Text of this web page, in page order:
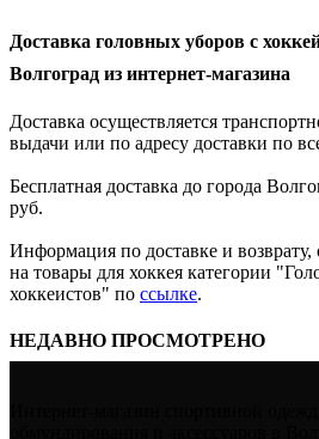
Доставка головных уборов с
Волгоград из интернет-магазина
Доставка осуществляется
выдачи или по адресу доставки по
Бесплатная доставка до города
руб.
Информация по доставке и возврату,
на товары для хоккея категории
хоккеистов" по ссылке.
НЕДАВНО ПРОСМОТРЕНО